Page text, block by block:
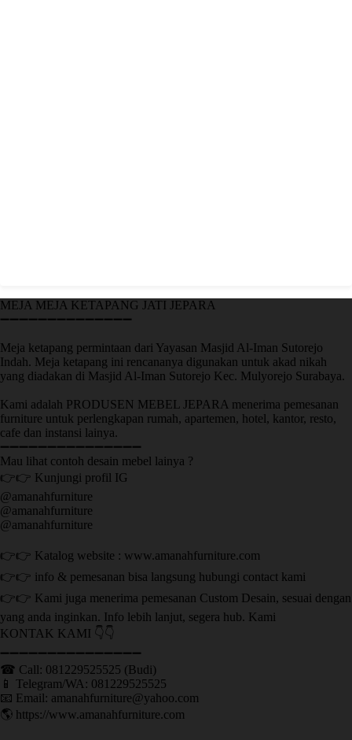
MEJA MEJA KETAPANG JATI JEPARA
➖➖➖➖➖➖➖➖➖➖➖➖➖➖
Meja ketapang permintaan dari Yayasan Masjid Al-Iman Sutorejo
Indah. Meja ketapang ini rencananya digunakan untuk akad nikah
yang diadakan di Masjid Al-Iman Sutorejo Kec. Mulyorejo Surabaya.
Kami adalah PRODUSEN MEBEL JEPARA menerima pemesanan
furniture untuk perlengkapan rumah, apartemen, hotel, kantor, resto,
cafe dan instansi lainya.
➖➖➖➖➖➖➖➖➖➖➖➖➖➖➖
Mau lihat contoh desain mebel lainya ?
👉👉 Kunjungi profil IG
@amanahfurniture
@amanahfurniture
@amanahfurniture
👉👉 Katalog website : www.amanahfurniture.com
👉👉 info & pemesanan bisa langsung hubungi contact kami
👉👉 Kami juga menerima pemesanan Custom Desain, sesuai dengan
yang anda inginkan. Info lebih lanjut, segera hub. Kami
KONTAK KAMI 👇👇
➖➖➖➖➖➖➖➖➖➖➖➖➖➖➖ ㅤ
☎ Call: 081229525525 (Budi)
📱 Telegram/WA: 081229525525
📧 Email: amanahfurniture@yahoo.com
🌎 https://www.amanahfurniture.com